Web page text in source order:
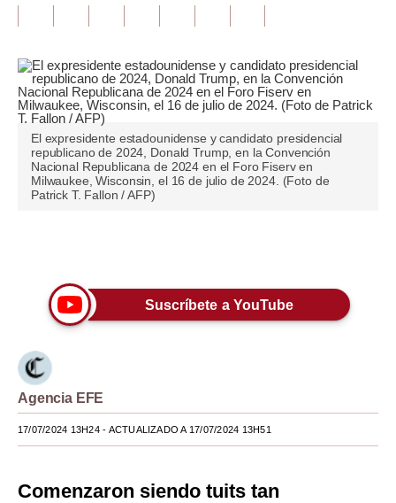
Opinión
Editorial
Pregunta de hoy
Blogs
Viajes
Estilos
Mundo
EEUU
El expresidente estadounidense y candidato presidencial
republicano de 2024, Donald Trump, en la Convención
Nacional Republicana de 2024 en el Foro Fiserv en
Milwaukee, Wisconsin, el 16 de julio de 2024. (Foto de
Patrick T. Fallon / AFP)
Suscríbete a YouTube
Agencia EFE
17/07/2024 13H24- ACTUALIZADO A 17/07/2024 13H51
Comenzaron siendo tuits tan